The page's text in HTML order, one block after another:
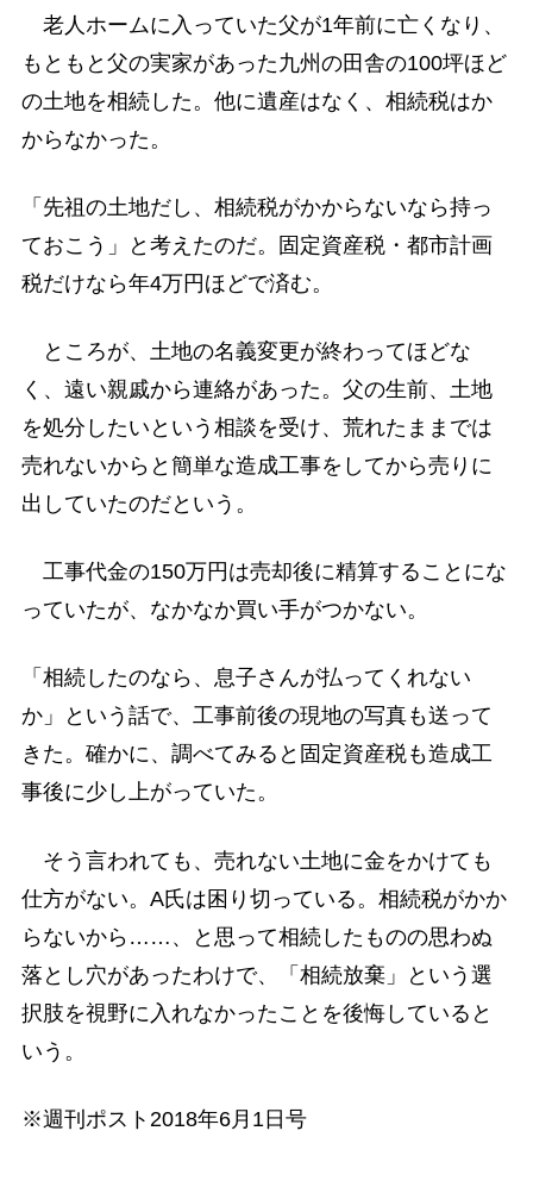
老人ホームに入っていた父が1年前に亡くなり、
もともと父の実家があった九州の田舎の100坪ほど
の土地を相続した。他に遺産はなく、相続税はか
からなかった。
「先祖の土地だし、相続税がかからないなら持っ
ておこう」と考えたのだ。固定資産税・都市計画
税だけなら年4万円ほどで済む。
ところが、土地の名義変更が終わってほどな
く、遠い親戚から連絡があった。父の生前、土地
を処分したいという相談を受け、荒れたままでは
売れないからと簡単な造成工事をしてから売りに
出していたのだという。
工事代金の150万円は売却後に精算することにな
っていたが、なかなか買い手がつかない。
「相続したのなら、息子さんが払ってくれない
か」という話で、工事前後の現地の写真も送って
きた。確かに、調べてみると固定資産税も造成工
事後に少し上がっていた。
そう言われても、売れない土地に金をかけても
仕方がない。A氏は困り切っている。相続税がかか
らないから……、と思って相続したものの思わぬ
落とし穴があったわけで、「相続放棄」という選
択肢を視野に入れなかったことを後悔していると
いう。
※週刊ポスト2018年6月1日号